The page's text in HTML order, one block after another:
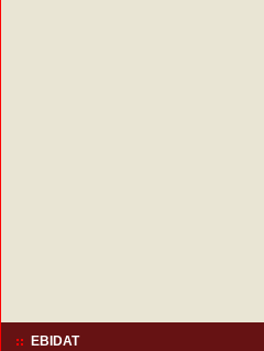
EBIDAT